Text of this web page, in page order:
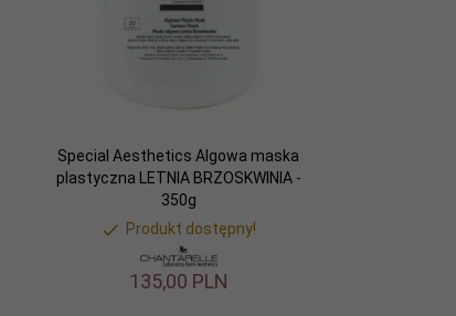
Special Aesthetics Algowa maska
plastyczna LETNIA BRZOSKWINIA -
350g
Produkt dostępny!
135,00 PLN